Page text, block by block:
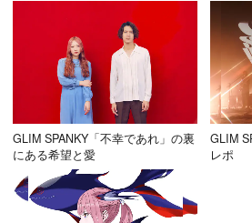
GLIM SPANKY「不幸であれ」の裏
にある希望と愛
GLIM
レポ